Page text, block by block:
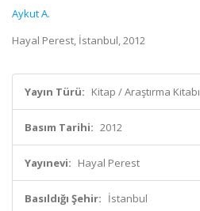
Aykut A.
Hayal Perest, İstanbul, 2012
Yayın Türü: Kitap / Araştırma Kitabı
Basım Tarihi: 2012
Yayınevi: Hayal Perest
Basıldığı Şehir: İstanbul